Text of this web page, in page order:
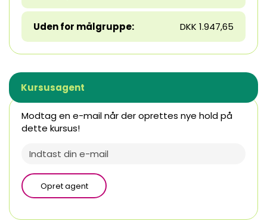
Uden for målgruppe: DKK 1.947,65
Kursusagent
Modtag en e-mail når der oprettes nye hold på
dette kursus!
Opret agent